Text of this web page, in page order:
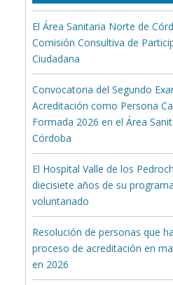
El Área Sanitaria Norte de
Comisión Consultiva de
Ciudadana
Convocatoria del Segundo
Acreditación como Persona
Formada 2026 en el Área
Córdoba
El Hospital Valle de los
diecisiete años de su
voluntariado
Resolución de personas que
proceso de acreditación en
en 2026